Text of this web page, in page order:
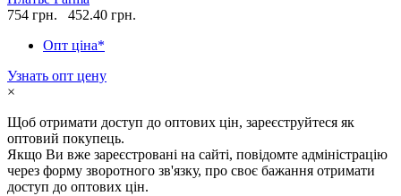
754 грн.
452.40 грн.
Опт ціна*
Узнать опт цену
×
Щоб отримати доступ до оптових цін, зареєструйтеся як
оптовий покупець.
Якщо Ви вже зареєстровані на сайті, повідомте адміністрацію
через форму зворотного зв'язку, про своє бажання отримати
доступ до оптових цін.